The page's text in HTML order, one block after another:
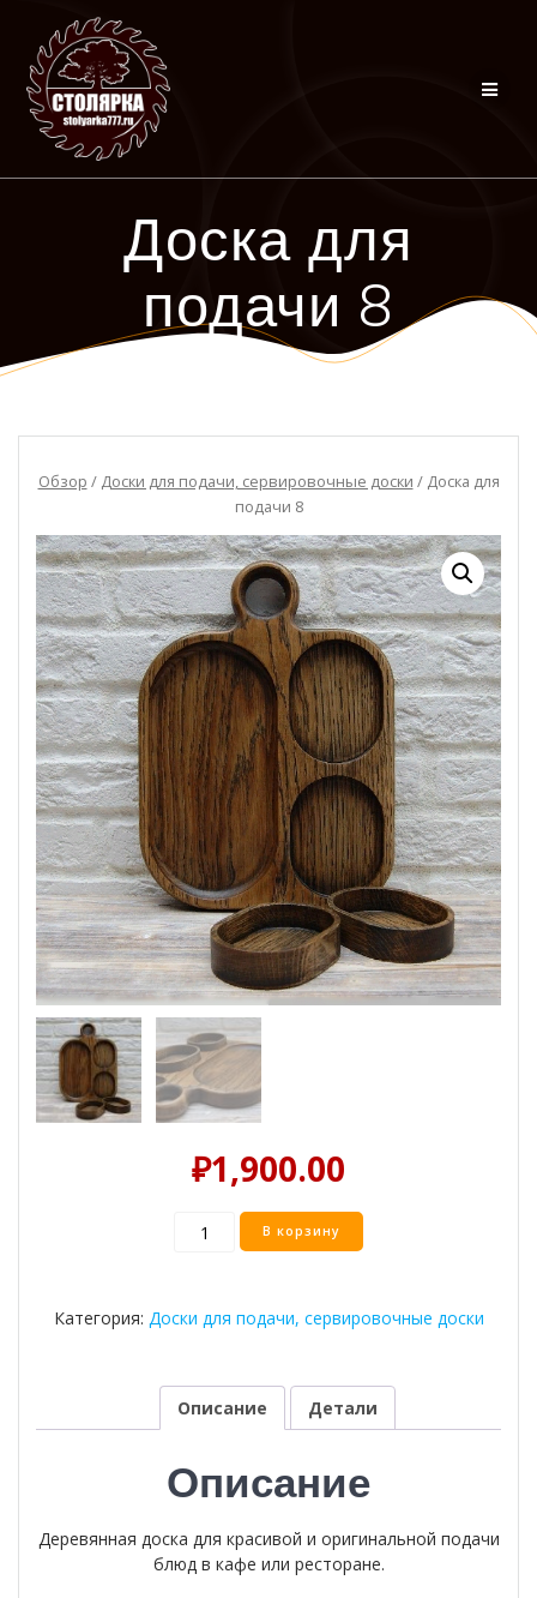
Доска для
подачи 8
Обзор / Доски для подачи, сервировочные доски / Доска для
подачи 8
₽1,900.00
Количество
товара
подачи
В корзину
Категория: Доски для подачи, сервировочные доски
Описание Детали
Описание
Деревянная доска для красивой и оригинальной подачи
блюд в кафе или ресторане.